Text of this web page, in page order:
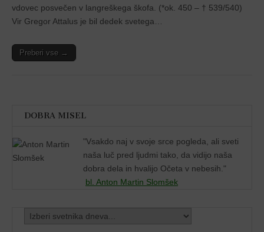
vdovec posvečen v langreškega škofa. (*ok. 450 – † 539/540)
Vir Gregor Attalus je bil dedek svetega…
Preberi vse →
DOBRA MISEL
"Vsakdo naj v svoje srce pogleda, ali sveti
naša luč pred ljudmi tako, da vidijo naša
dobra dela in hvalijo Očeta v nebesih."
bl. Anton Martin Slomšek